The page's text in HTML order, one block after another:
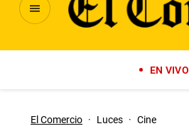
EN VIVO
El Comercio · Luces · Cine